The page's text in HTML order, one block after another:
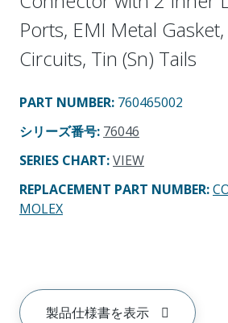
Ports, EMI Metal
Circuits, Tin (Sn) Tails
PART NUMBER: 760465002
シリーズ番号: 76046
SERIES CHART:VIEW
REPLACEMENT PART NUMBER:
MOLEX
製品仕様書を表示